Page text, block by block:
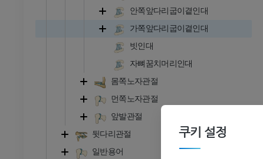
안쪽앞다리굽이곁인대
가쪽앞다리굽이곁인대
빗인대
자뼈꿈치머리인대
몸쪽노자관절
먼쪽노자관절
앞발관절
뒷다리관절
일반용어
쿠키 설정